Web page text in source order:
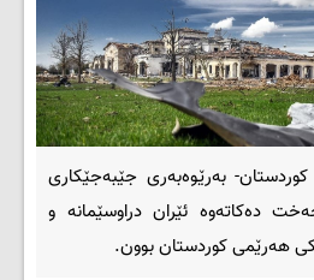
بەرێوەبەری جێبەجێکاری
دەکاتەوە ئێران دراوسێمانە و
هەرێمی کوردستان بوون.